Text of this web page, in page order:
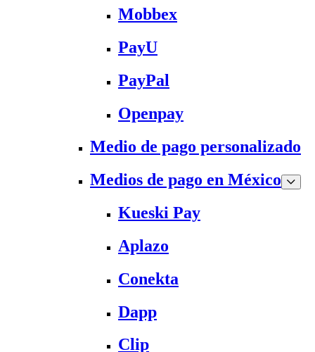
Mobbex
PayU
PayPal
Openpay
Medio de pago personalizado
Medios de pago en México
Kueski Pay
Aplazo
Conekta
Dapp
Clip